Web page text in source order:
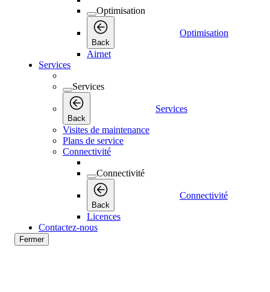
Optimisation
Back
Optimisation
Airnet
Services
Services
Back
Services
Visites de maintenance
Plans de service
Connectivité
Connectivité
Back
Connectivité
Licences
Contactez-nous
Fermer